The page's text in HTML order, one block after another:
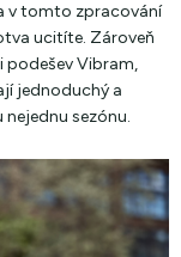
v tomto zpracování
ucitíte. Zároveň
podešev Vibram,
jednoduchý a
sezónu.